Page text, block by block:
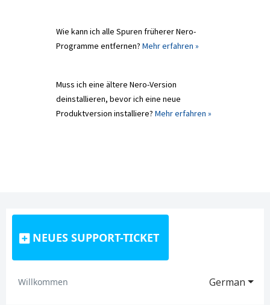
Wie kann ich alle Spuren früherer Nero-
Programme entfernen? Mehr erfahren »
Muss ich eine ältere Nero-Version
deinstallieren, bevor ich eine neue
Produktversion installiere? Mehr erfahren »
NEUES SUPPORT-TICKET
German
Willkommen